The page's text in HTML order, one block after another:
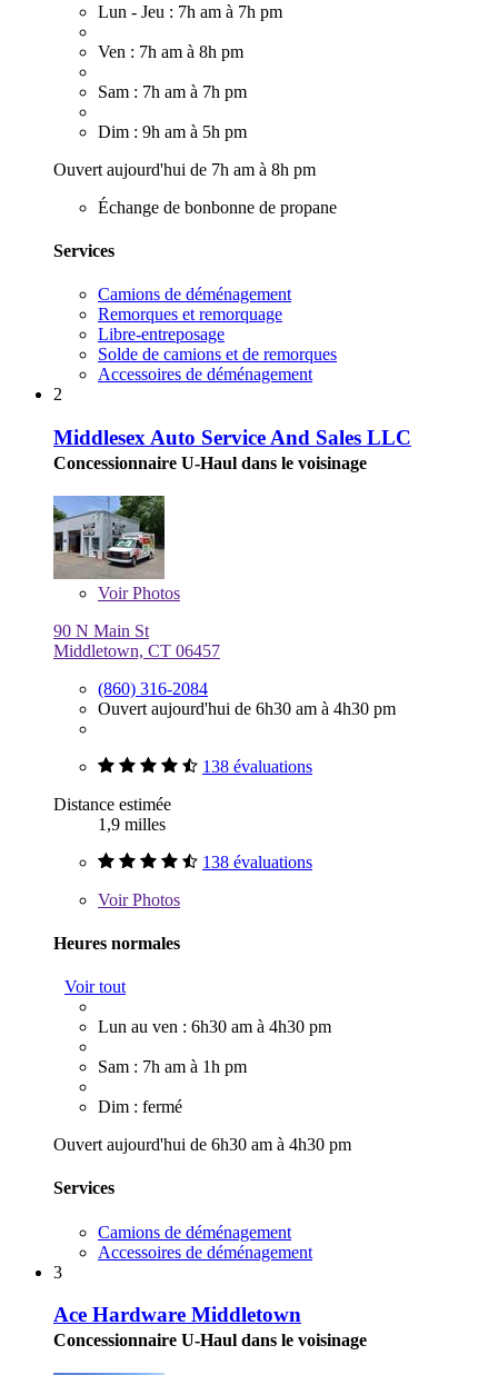
Lun - Jeu : 7h am à 7h pm
Ven : 7h am à 8h pm
Sam : 7h am à 7h pm
Dim : 9h am à 5h pm
Ouvert aujourd'hui de 7h am à 8h pm
Échange de bonbonne de propane
Services
Camions de déménagement
Remorques et remorquage
Libre-entreposage
Solde de camions et de remorques
Accessoires de déménagement
2
Middlesex Auto Service And Sales LLC
Concessionnaire U-Haul dans le voisinage
VoirPhotos
90 N Main St
Middletown, CT 06457
(860) 316-2084
Ouvert aujourd'hui de 6h30 am à 4h30 pm
138 évaluations
Distance estimée
1,9 milles
138 évaluations
VoirPhotos
Heures normales
Voir tout
Lun au ven : 6h30 am à 4h30 pm
Sam : 7h am à 1h pm
Dim : fermé
Ouvert aujourd'hui de 6h30 am à 4h30 pm
Services
Camions de déménagement
Accessoires de déménagement
3
Ace Hardware Middletown
Concessionnaire U-Haul dans le voisinage